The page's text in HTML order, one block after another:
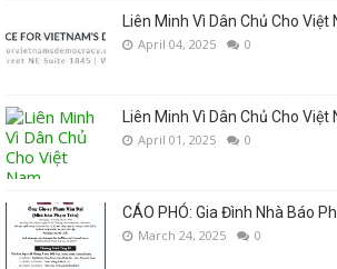
Liên Minh Vì Dân Chủ Cho Việt
April 04, 2025 0
Liên Minh Vì Dân Chủ Cho Việt
April 01, 2025 0
CÁO PHÓ: Gia Đình Nhà Báo
March 24, 2025 0